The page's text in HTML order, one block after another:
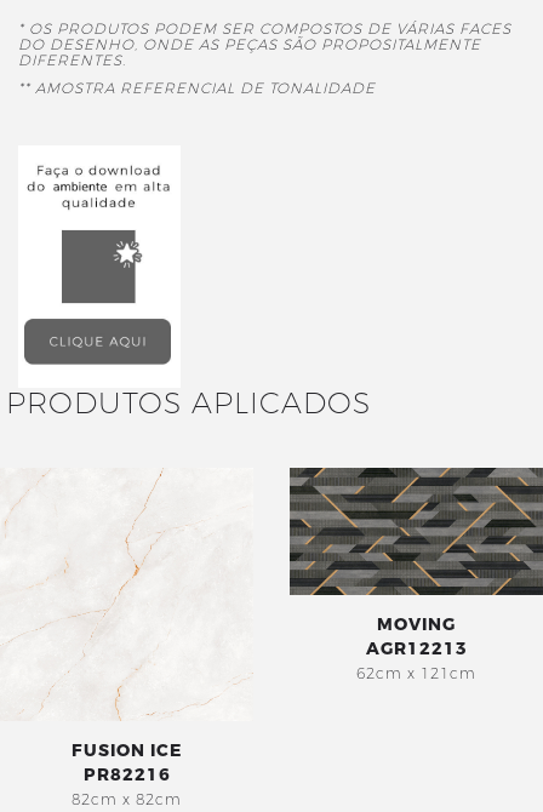
* OS PRODUTOS PODEM SER COMPOSTOS DE VÁRIAS FACES
DO DESENHO, ONDE AS PEÇAS SÃO PROPOSITALMENTE
DIFERENTES.
** AMOSTRA REFERENCIAL DE TONALIDADE
PRODUTOS APLICADOS
FUSION ICE
PR82216
82cm x 82cm
MOVING
AGR12213
62cm x 121cm